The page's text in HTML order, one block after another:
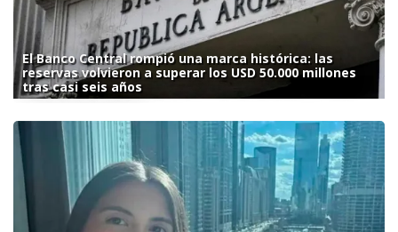
El Banco Central rompió una marca histórica: las
reservas volvieron a superar los USD 50.000 millones
tras casi seis años